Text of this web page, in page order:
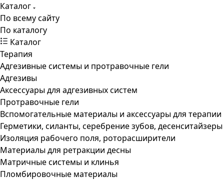
Каталог
По всему сайту
По каталогу
Каталог
Терапия
Адгезивные системы и протравочные гели
Адгезивы
Аксессуары для адгезивных систем
Протравочные гели
Вспомогательные материалы и аксессуары для терапии
Герметики, силанты, серебрение зубов, десенситайзеры
Изоляция рабочего поля, роторасширители
Материалы для ретракции десны
Матричные системы и клинья
Пломбировочные материалы